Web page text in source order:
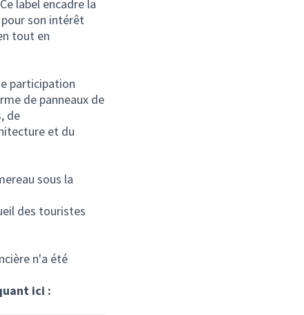
label encadre la
pour son intérêt
tout en
participation
de panneaux de
de
et du
sous la
des touristes
n'a été
ici :